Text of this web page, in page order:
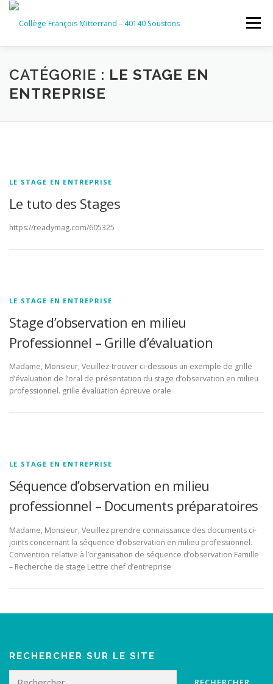
Aller
contenu
Menu
ACCUEIL RUBRIQUES
CATÉGORIE : LE STAGE EN
ENTREPRISE
LE STAGE EN ENTREPRISE
Le tuto des Stages
https://readymag.com/605325
LE STAGE EN ENTREPRISE
Stage d’observation en milieu
Professionnel – Grille d’évaluation
Madame, Monsieur, Veuillez-trouver ci-dessous un exemple de grille
d’évaluation de l’oral de présentation du stage d’observation en milieu
professionnel. grille évaluation épreuve orale
LE STAGE EN ENTREPRISE
Séquence d’observation en milieu
professionnel – Documents préparatoires
Madame, Monsieur, Veuillez prendre connaissance des documents ci-
joints concernant la séquence d’observation en milieu professionnel.
Convention relative à l’organisation de séquence d’observation Famille
– Recherche de stage Lettre chef d’entreprise
RECHERCHER SUR LE SITE
Rechercher :